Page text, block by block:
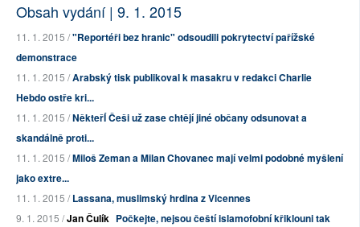
Obsah vydání | 9. 1. 2015
11. 1. 2015 /"Reportéři bez hranic" odsoudili pokrytectví pařížské
demonstrace
11. 1. 2015 /Arabský tisk publikoval k masakru v redakci Charlie
Hebdo ostře kri...
11. 1. 2015 /NěkteřÍ Češi už zase chtějí jiné občany odsunovat a
skandálně proti...
11. 1. 2015 /Miloš Zeman a Milan Chovanec mají velmi podobné myšlení
jako extre...
11. 1. 2015 /Lassana, muslimský hrdina z Vicennes
9. 1. 2015 /Jan Čulík Počkejte, nejsou čeští islamofobní křiklouni tak